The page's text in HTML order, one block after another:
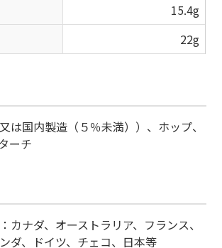
15.4g
22g
は国内製造（５％未満））、ホップ、
ーチ
カナダ、オーストラリア、フランス、
ダ、ドイツ、チェコ、日本等